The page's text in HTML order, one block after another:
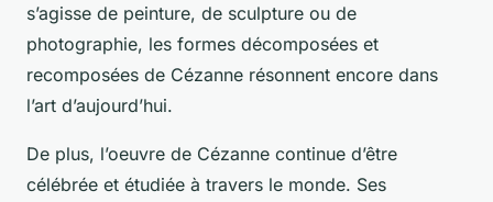
s’agisse de peinture, de sculpture ou de
photographie, les formes décomposées et
recomposées de Cézanne résonnent encore dans
l’art d’aujourd’hui.
De plus, l’oeuvre de Cézanne continue d’être
célébrée et étudiée à travers le monde. Ses